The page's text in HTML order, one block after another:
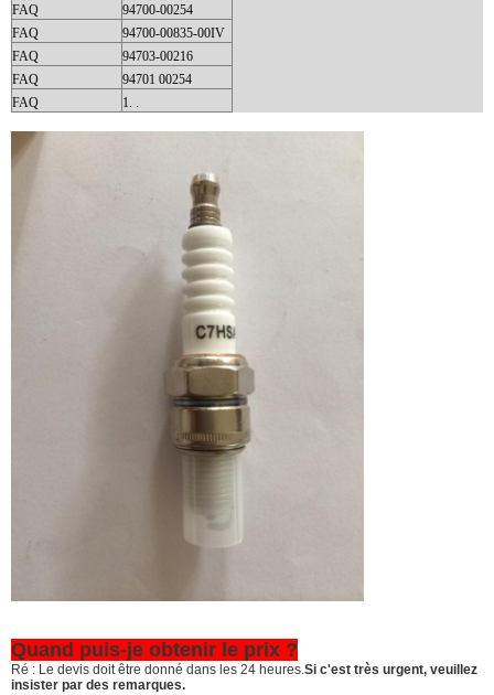
FAQ
94700-00254
FAQ
94700-00835-00IV
FAQ
94703-00216
FAQ
94701 00254
FAQ
1. .
Quand puis-je obtenir le prix ?
Ré : Le devis doit être donné dans les 24 heures.Si c'est très urgent, veuillez
insister par des remarques.